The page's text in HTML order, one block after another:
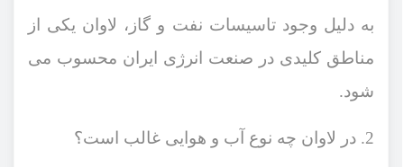
به دلیل وجود تاسیسات نفت و گاز، لاوان یکی از
مناطق کلیدی در صنعت انرژی ایران محسوب می
شود.
2. در لاوان چه نوع آب ‌و‌ هوایی غالب است؟